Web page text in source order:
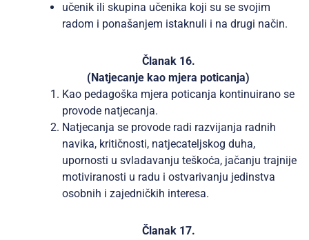
učenik ili skupina učenika koji su se svojim
radom i ponašanjem istaknuli i na drugi način.
Članak 16.
(Natjecanje kao mjera poticanja)
Kao pedagoška mjera poticanja kontinuirano se
provode natjecanja.
Natjecanja se provode radi razvijanja radnih
navika, kritičnosti, natjecateljskog duha,
upornosti u svladavanju teškoća, jačanju trajnije
motiviranosti u radu i ostvarivanju jedinstva
osobnih i zajedničkih interesa.
Članak 17.